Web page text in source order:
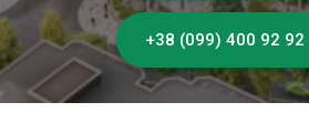
+38 (099) 400 92 92